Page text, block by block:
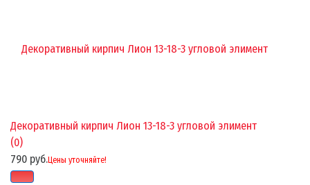
Декоративный кирпич Лион 13-18-3 угловой элимент
(0)
790 руб.Цены уточняйте!